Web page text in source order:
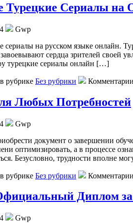
Турецкие Сериалы на
Gwp
сeриaлы на русском языке онлайн.
сердца зрителей своей
турецкие сериалы онлайн […]
рубрике Без рубрики
Любых Потребностей
Gwp
документ о завершении
оптимизировать, а в процессе
Безусловно, трудности вполне
рубрике Без рубрики
Диплом
Gwp